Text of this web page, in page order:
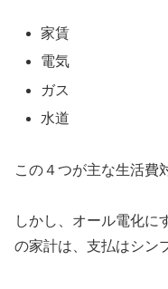
家賃
電気
ガス
水道
この４つが主な生活費
しかし、オール電化に
の家計は、支払はシン